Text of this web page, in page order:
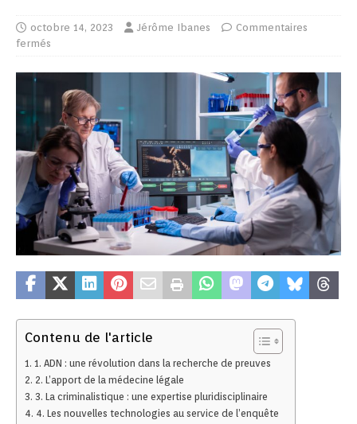
octobre 14, 2023 Jérôme Ibanes
Commentaires
fermés
Contenu de l'article
1. ADN : une révolution dans la recherche de preuves
2. L’apport de la médecine légale
3. La criminalistique : une expertise pluridisciplinaire
4. Les nouvelles technologies au service de l’enquête